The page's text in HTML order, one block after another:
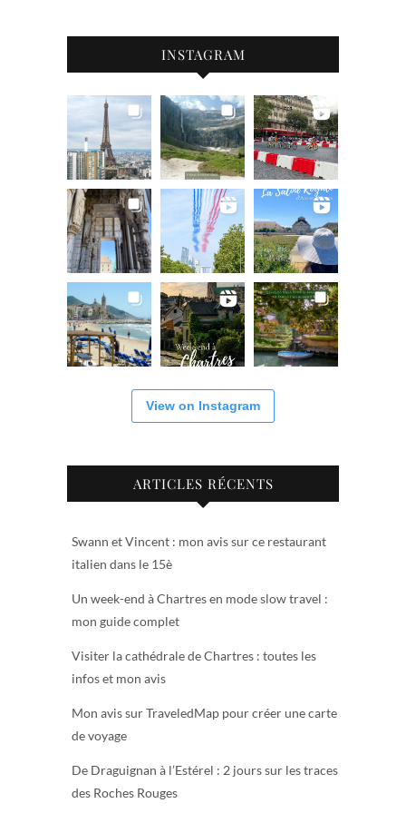
INSTAGRAM
View on Instagram
ARTICLES RÉCENTS
Swann et Vincent : mon avis sur ce restaurant
italien dans le 15è
Un week-end à Chartres en mode slow travel :
mon guide complet
Visiter la cathédrale de Chartres : toutes les
infos et mon avis
Mon avis sur TraveledMap pour créer une carte
de voyage
De Draguignan à l’Estérel : 2 jours sur les traces
des Roches Rouges